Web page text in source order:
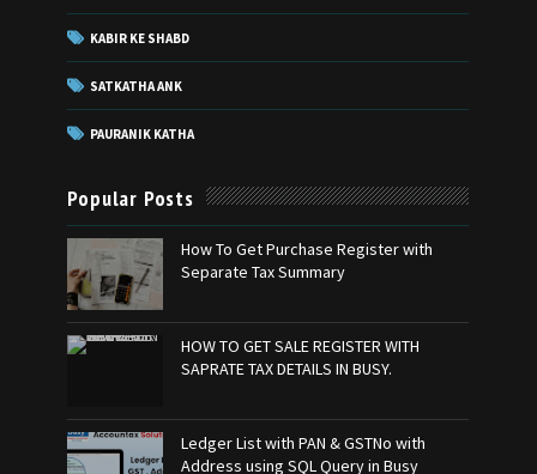
KABIR KE SHABD
SATKATHA ANK
PAURANIK KATHA
Popular Posts
How To Get Purchase Register with
Separate Tax Summary
HOW TO GET SALE REGISTER WITH
SAPRATE TAX DETAILS IN BUSY.
Ledger List with PAN & GSTNo with
Address using SQL Query in Busy